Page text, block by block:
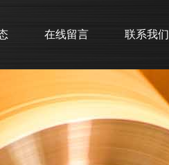
在线留言 联系我们